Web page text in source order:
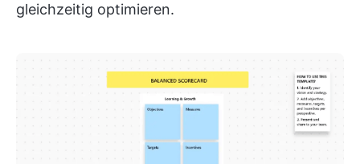
gleichzeitig optimieren.